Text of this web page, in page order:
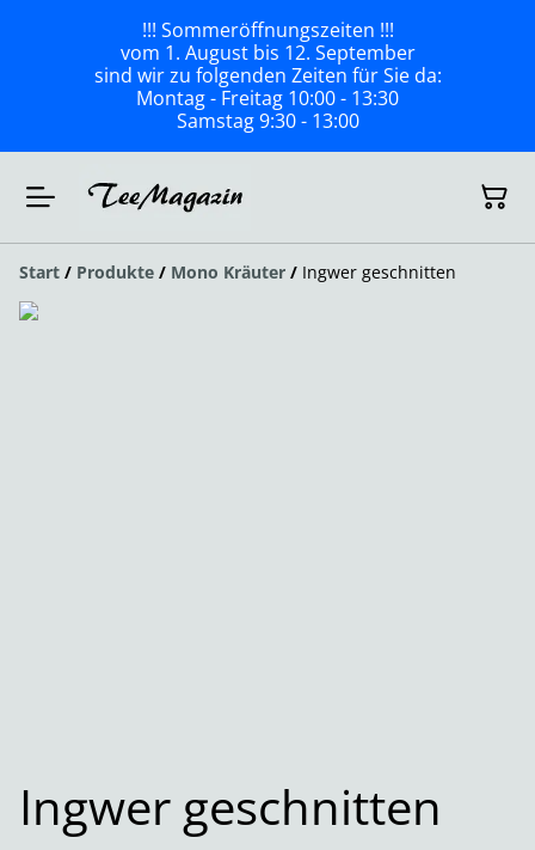
!!! Sommeröffnungszeiten !!!
vom 1. August bis 12. September
sind wir zu folgenden Zeiten für Sie da:
Montag - Freitag 10:00 - 13:30
Samstag 9:30 - 13:00
Start / Produkte / Mono Kräuter / Ingwer geschnitten
Ingwer geschnitten